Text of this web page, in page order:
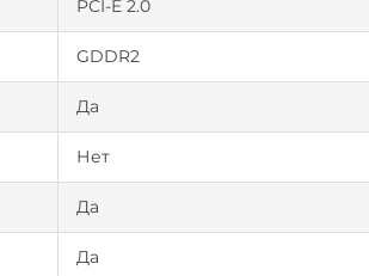
PCI-E 2.0
GDDR2
Да
Нет
Да
Да